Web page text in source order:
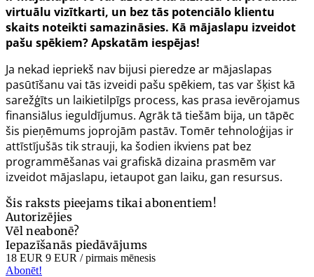
virtuālu vizītkarti, un bez tās potenciālo klientu
skaits noteikti samazināsies. Kā mājaslapu izveidot
pašu spēkiem? Apskatām iespējas!
Ja nekad iepriekš nav bijusi pieredze ar mājaslapas
pasūtīšanu vai tās izveidi pašu spēkiem, tas var šķist kā
sarežģīts un laikietilpīgs process, kas prasa ievērojamus
finansiālus ieguldījumus. Agrāk tā tiešām bija, un tāpēc
šis pieņēmums joprojām pastāv. Tomēr tehnoloģijas ir
attīstījušās tik strauji, ka šodien ikviens pat bez
programmēšanas vai grafiskā dizaina prasmēm var
izveidot mājaslapu, ietaupot gan laiku, gan resursus.
Šis raksts pieejams tikai abonentiem!
Autorizējies
Vēl neabonē?
Iepazīšanās piedāvājums
18 EUR 9 EUR / pirmais mēnesis
Abonēt!